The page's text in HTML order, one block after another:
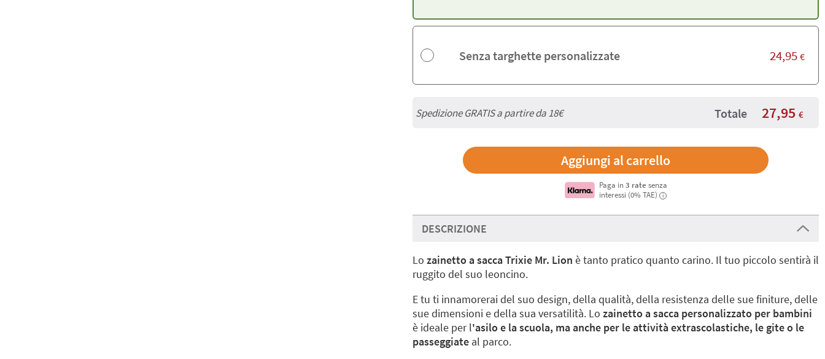
Senza targhette personalizzate 24,95 €
Spedizione GRATIS a partire da18€ Totale 27,95 €
Paga in 3 rate senza
interessi (0% TAE)
i
DESCRIZIONE
Lo zainetto a sacca Trixie Mr. Lion è tanto pratico quanto carino. Il tuo piccolo sentirà il
ruggito del suo leoncino.
E tu ti innamorerai del suo design, della qualità, della resistenza delle sue finiture, delle
sue dimensioni e della sua versatilità. Lo zainetto a sacca personalizzato per bambini
è ideale per l'asilo e la scuola, ma anche per le attività extrascolastiche, le gite o le
passeggiate al parco.